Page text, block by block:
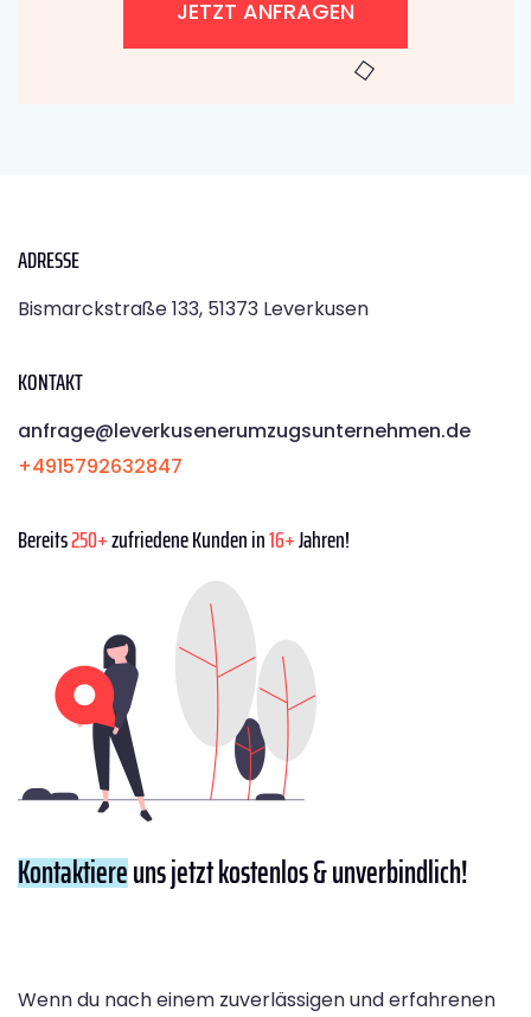
JETZT ANFRAGEN
ADRESSE
Bismarckstraße 133, 51373 Leverkusen
KONTAKT
anfrage@leverkusenerumzugsunternehmen.de
+4915792632847
Bereits250+zufriedene Kunden in16+Jahren!
Kontaktiereuns jetzt kostenlos & unverbindlich!
Wenn du nach einem zuverlässigen und erfahrenen